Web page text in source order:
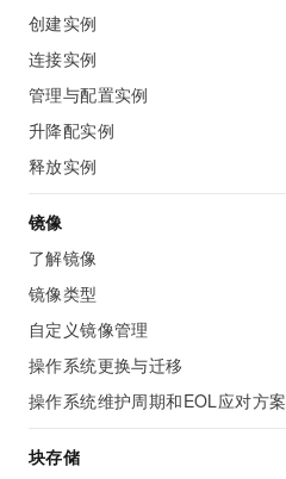
创建实例
连接实例
管理与配置实例
升降配实例
释放实例
镜像
了解镜像
镜像类型
自定义镜像管理
操作系统更换与迁移
操作系统维护周期和EOL应对方案
块存储